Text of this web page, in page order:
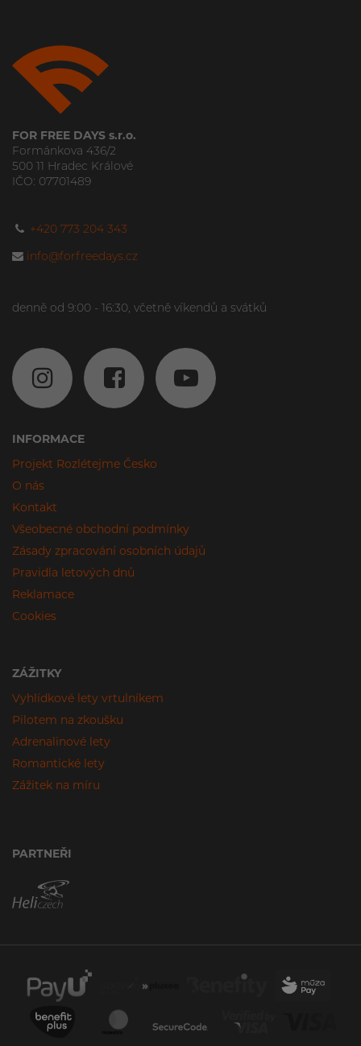
FOR FREE DAYS s.r.o.
Formánkova 436/2
500 11 Hradec Králové
IČO: 07701489
+420 773 204 343
info@forfreedays.cz
denně od 9:00 - 16:30, včetně víkendů a svátků
INFORMACE
Projekt Rozlétejme Česko
O nás
Kontakt
Všeobecné obchodní podmínky
Zásady zpracování osobních údajů
Pravidla letových dnů
Reklamace
Cookies
ZÁŽITKY
Vyhlídkové lety vrtulníkem
Pilotem na zkoušku
Adrenalinové lety
Romantické lety
Zážitek na míru
PARTNEŘI